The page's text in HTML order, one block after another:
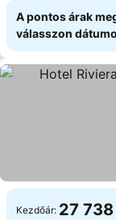
A pontos árak
válasszon
Kezdőár: 27